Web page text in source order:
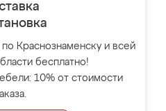
Краснознаменску и всей
бесплатно!
10% от стоимости